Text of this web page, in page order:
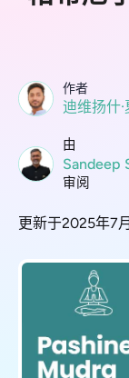
作者
迪维扬什
由
Sandeep
审阅
更新于2025年7